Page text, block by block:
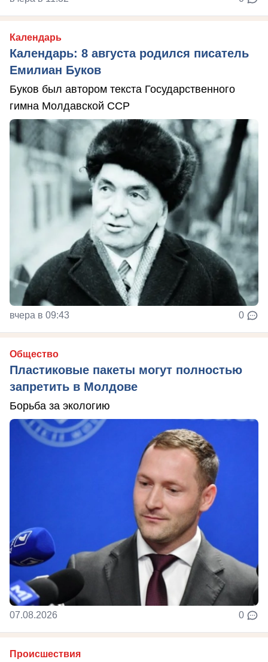
Календарь
Календарь: 8 августа родился писатель
Емилиан Буков
Буков был автором текста Государственного
гимна Молдавской ССР
вчера в 09:43 0
Общество
Пластиковые пакеты могут полностью
запретить в Молдове
Борьба за экологию
07.08.2026 0
Происшествия